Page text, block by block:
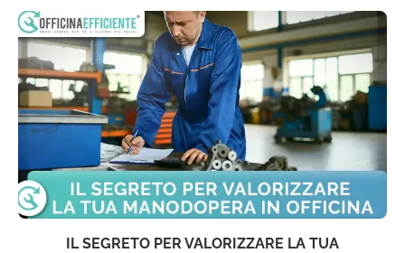
IL SEGRETO PER VALORIZZARE LA TUA